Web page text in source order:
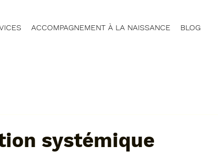
ACCOMPAGNEMENT À LA NAISSANCE BLOG
systémique